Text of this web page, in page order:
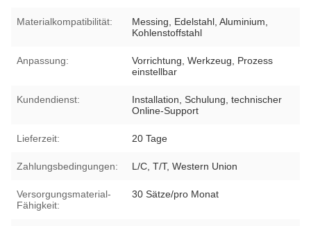
Materialkompatibilität:
Messing, Edelstahl, Aluminium,
Kohlenstoffstahl
Anpassung:
Vorrichtung, Werkzeug, Prozess
einstellbar
Kundendienst:
Installation, Schulung, technischer
Online-Support
Lieferzeit: 20 Tage
Zahlungsbedingungen: L/C, T/T, Western Union
Versorgungsmaterial-
Fähigkeit:
30 Sätze/pro Monat